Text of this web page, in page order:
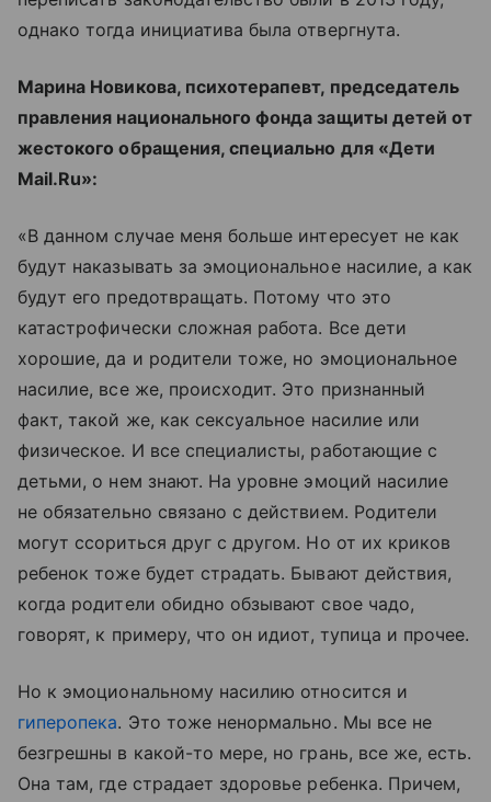
однако тогда инициатива была отвергнута.
Марина Новикова, психотерапевт, председатель
правления национального фонда защиты детей от
жестокого обращения, специально для «Дети
Mail.Ru»:
«В данном случае меня больше интересует не как
будут наказывать за эмоциональное насилие, а как
будут его предотвращать. Потому что это
катастрофически сложная работа. Все дети
хорошие, да и родители тоже, но эмоциональное
насилие, все же, происходит. Это признанный
факт, такой же, как сексуальное насилие или
физическое. И все специалисты, работающие с
детьми, о нем знают. На уровне эмоций насилие
не обязательно связано с действием. Родители
могут ссориться друг с другом. Но от их криков
ребенок тоже будет страдать. Бывают действия,
когда родители обидно обзывают свое чадо,
говорят, к примеру, что он идиот, тупица и прочее.
Но к эмоциональному насилию относится и
гиперопека. Это тоже ненормально. Мы все не
безгрешны в какой-то мере, но грань, все же, есть.
Она там, где страдает здоровье ребенка. Причем,